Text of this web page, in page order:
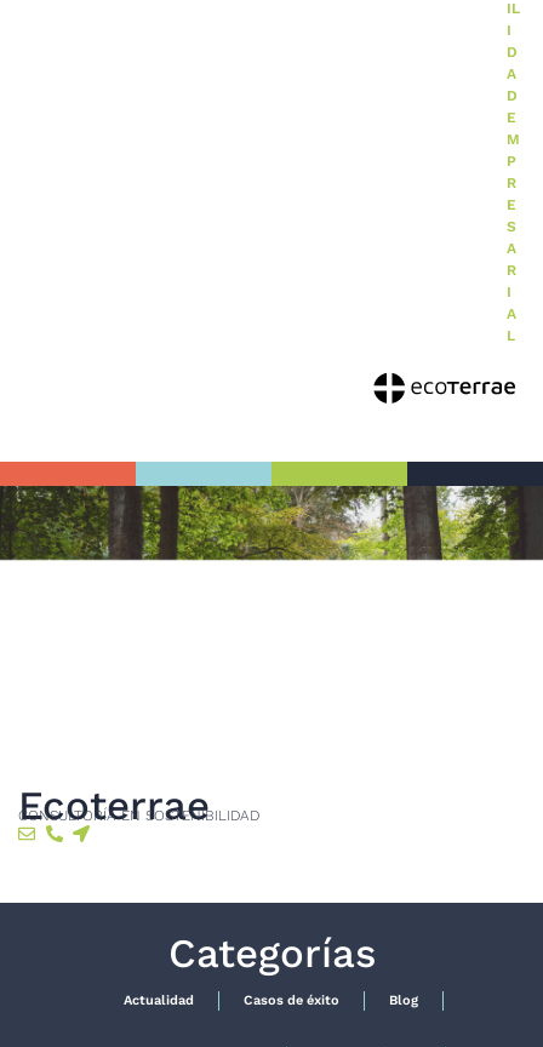
IL
I
D
A
D
E
M
P
R
E
S
A
R
I
A
L
Ecoterrae
CONSULTORÍA EN SOSTENIBILIDAD
Categorías
Actualidad Casos de éxito Blog